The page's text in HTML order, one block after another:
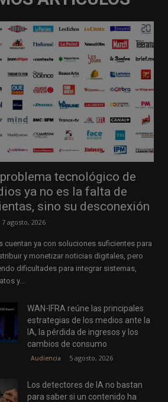
tecnológico de
ya no es la falta de
sino su desconexión
7 agosto, 2026
cuentan ya con soluciones suficientes para
y monetizar noticias digitales, pero
dificultades para integrar sistemas,
y...
WAN-IFRA reúne las principales
estrategias de los medios ante la
IA, la pérdida de ingresos y los
cambios de consumo
Audiencia 5 agosto, 2026
Los detectores de IA no bastan
para saber si un contenido ha